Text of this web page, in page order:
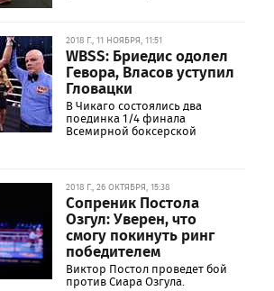
2018 Г., 11 НОЯБРЯ, 11:51
WBSS: Бриедис одолел
Гевора, Власов уступил
Гловацки
В Чикаго состоялись два
поединка 1/4 финала
Всемирной боксерской
2018 Г., 26 ОКТЯБРЯ, 15:38
Сопреник Постола
Озгул: Уверен, что
смогу покинуть ринг
победителем
Виктор Постол проведет бой
против Сиара Озгула.